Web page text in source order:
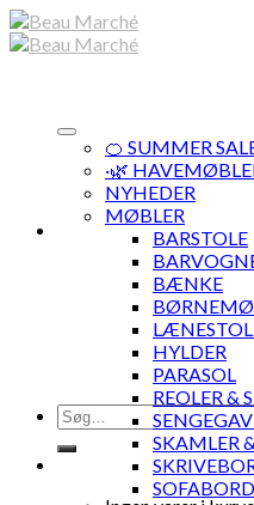
Skip
to
Søg
efter:
🍊 SUMMER
·🌿
NYHEDER
MØBLER
BARSTOLE
BÆNKE
HYLDER
PARASOL
REOLER &
SKAMLER